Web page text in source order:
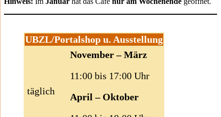
UBZL/Portalshop u. Ausstellung
täglich
November – März
11:00 bis 17:00 Uhr
April – Oktober